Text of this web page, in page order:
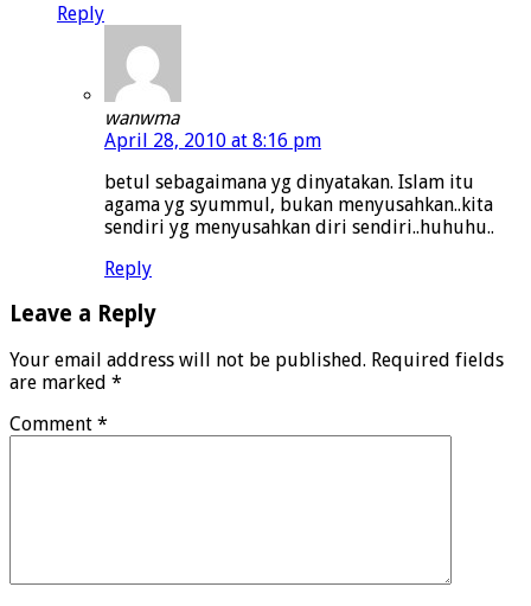
Reply
wanwma
April 28, 2010 at 8:16 pm
betul sebagaimana yg dinyatakan. Islam itu
agama yg syummul, bukan menyusahkan..kita
sendiri yg menyusahkan diri sendiri..huhuhu..
Reply
Leave a Reply
Your email address will not be published. Required fields
are marked *
Comment *